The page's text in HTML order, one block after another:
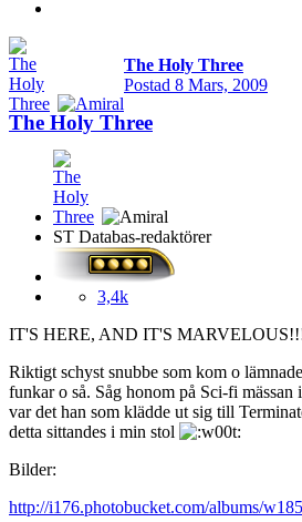
The Holy Three
Postad 8 Mars, 2009
The Holy Three
ST Databas-redaktörer
3,4k
IT'S HERE, AND IT'S
Riktigt schyst snubbe som kom o
funkar o så. Såg honom på Sci-fi mässan
var det han som klädde ut sig till
detta sittandes i min stol
Bilder:
http://i176.photobucket.com/albums/